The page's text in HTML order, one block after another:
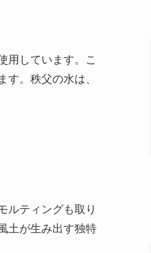
用しています。こ
。秩父の水は、
ルティングも取り
土が生み出す独特